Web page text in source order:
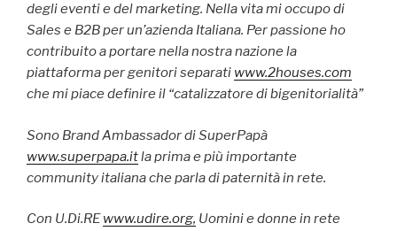
degli eventi e del marketing. Nella vita mi occupo di
Sales e B2B per un’azienda Italiana. Per passione ho
contribuito a portare nella nostra nazione la
piattaforma per genitori separati www.2houses.com
che mi piace definire il “catalizzatore di bigenitorialità”
Sono Brand Ambassador di SuperPapà
www.superpapa.itla prima e più importante
community italiana che parla di paternità in rete.
Con U.Di.REwww.udire.org, Uomini e donne in rete